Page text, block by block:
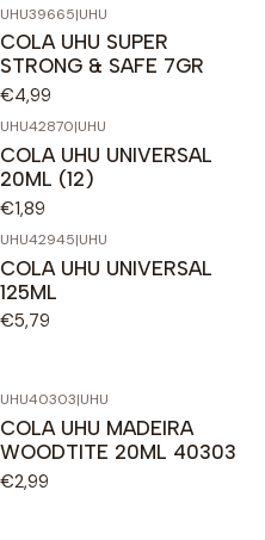
UHU39665|UHU
COLA UHU SUPER
STRONG & SAFE 7GR
€4,99
UHU42870|UHU
COLA UHU UNIVERSAL
20ML (12)
€1,89
UHU42945|UHU
COLA UHU UNIVERSAL
125ML
€5,79
UHU40303|UHU
COLA UHU MADEIRA
WOODTITE 20ML 40303
€2,99